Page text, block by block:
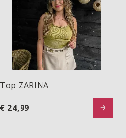
Top ZARINA
€ 24,99